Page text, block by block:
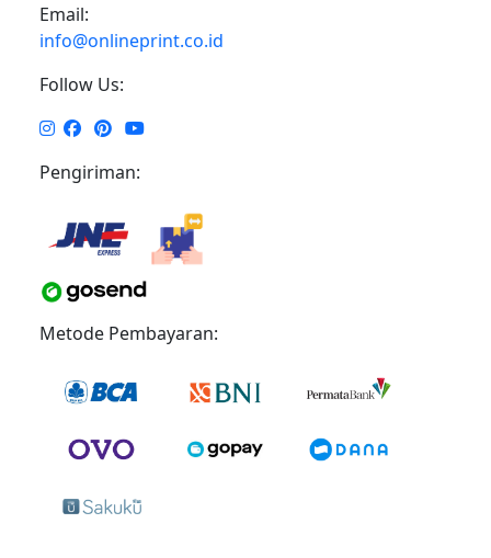
Email:
info@onlineprint.co.id
Follow Us:
Pengiriman:
Metode Pembayaran: